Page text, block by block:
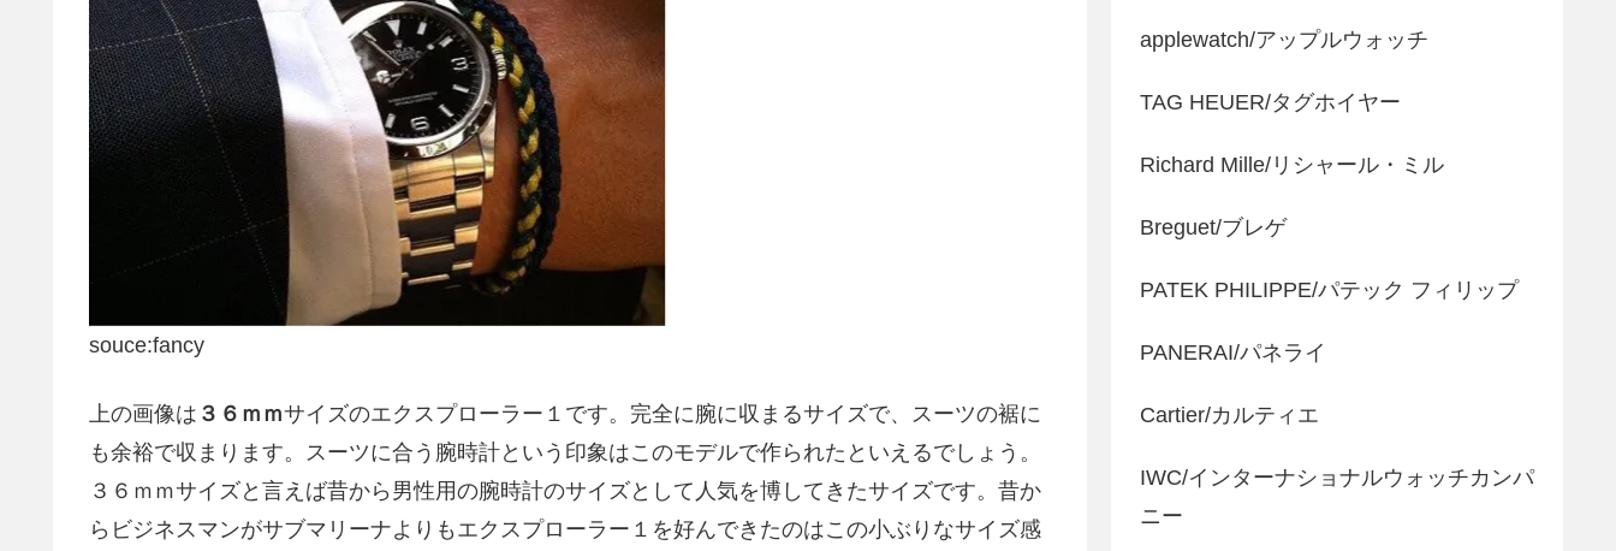
souce:fancy
上の画像は ３６ｍｍサイズのエクスプローラー１です。完全に腕に収まるサイズで、スーツの裾に
も余裕で収まります。スーツに合う腕時計という印象はこのモデルで作られたといえるでしょう。
３６ｍｍサイズと言えば昔から男性用の腕時計のサイズとして人気を博してきたサイズです。昔か
らビジネスマンがサブマリーナよりもエクスプローラー１を好んできたのはこの小ぶりなサイズ感
applewatch/アップルウォッチ
TAG HEUER/タグホイヤー
Richard Mille/リシャール・ミル
Breguet/ブレゲ
PATEK PHILIPPE/パテック フィリップ
PANERAI/パネライ
Cartier/カルティエ
IWC/インターナショナルウォッチカンパ
ニー